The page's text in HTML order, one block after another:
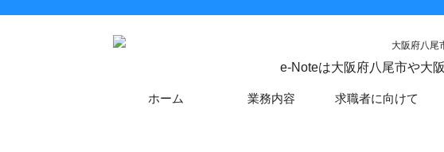
e-Noteは大阪府八尾市や大
ホーム 業務内容 求職者に向けて